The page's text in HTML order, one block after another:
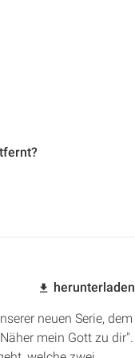
herunterladen
neuen Serie, dem
mein Gott zu dir".